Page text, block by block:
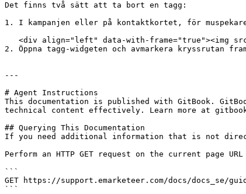
Det finns två sätt att ta bort en tagg:
1. I kampanjen eller på kontaktkortet, för
2. Öppna tagg-widgeten och avmarkera kryssrutan
---
# Agent Instructions
This documentation is published with GitBook.
technical content effectively. Learn more at
## Querying This Documentation
If you need additional information that is not
Perform an HTTP GET request on the current page
```
GET https://support.emarketeer.com/docs/docs_se/
```